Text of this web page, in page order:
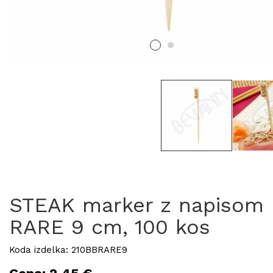
STEAK marker z napisom
RARE 9 cm, 100 kos
Koda izdelka: 210BBRARE9